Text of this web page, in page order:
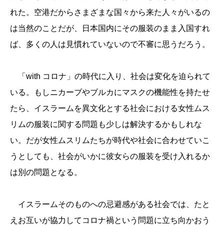
れた。空港だからさまざまな国々から来た人々がいるの
は当然のことだが、日本国内にその服装のまま入国すれ
ば、多くの人は見慣れていないので不審に思うだろう。
「with コロナ」の時代に入り、社会は変化を迫られて
いる。もしニカーブやブルカにマスクの機能性を持たせ
たら、イスラームを異文化とする社会における女性ムス
リムの服装に関する問題も少しは解決するかもしれな
い。だが女性ムスリムたちが時代や社会に合わせていこ
うとしても、社会がいかに彼女らの服装を受け入れるか
は別の問題となる。
イスラームそのものへの忌避感がある社会では、たと
えお互いが協力してコロナ禍という問題に立ち向かおう